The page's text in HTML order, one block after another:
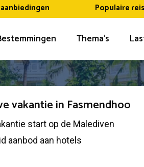
Populaire
Thema’s
vakantie in Fasmendhoo
start op de Malediven
aanbod aan hotels